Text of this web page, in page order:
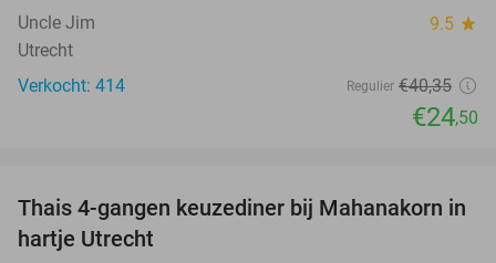
Uncle Jim 9.5 star
Utrecht
Verkocht: 414
Regulier €40,35
€24,50
41%
Thais 4-gangen keuzediner bij Mahanakorn in
hartje Utrecht